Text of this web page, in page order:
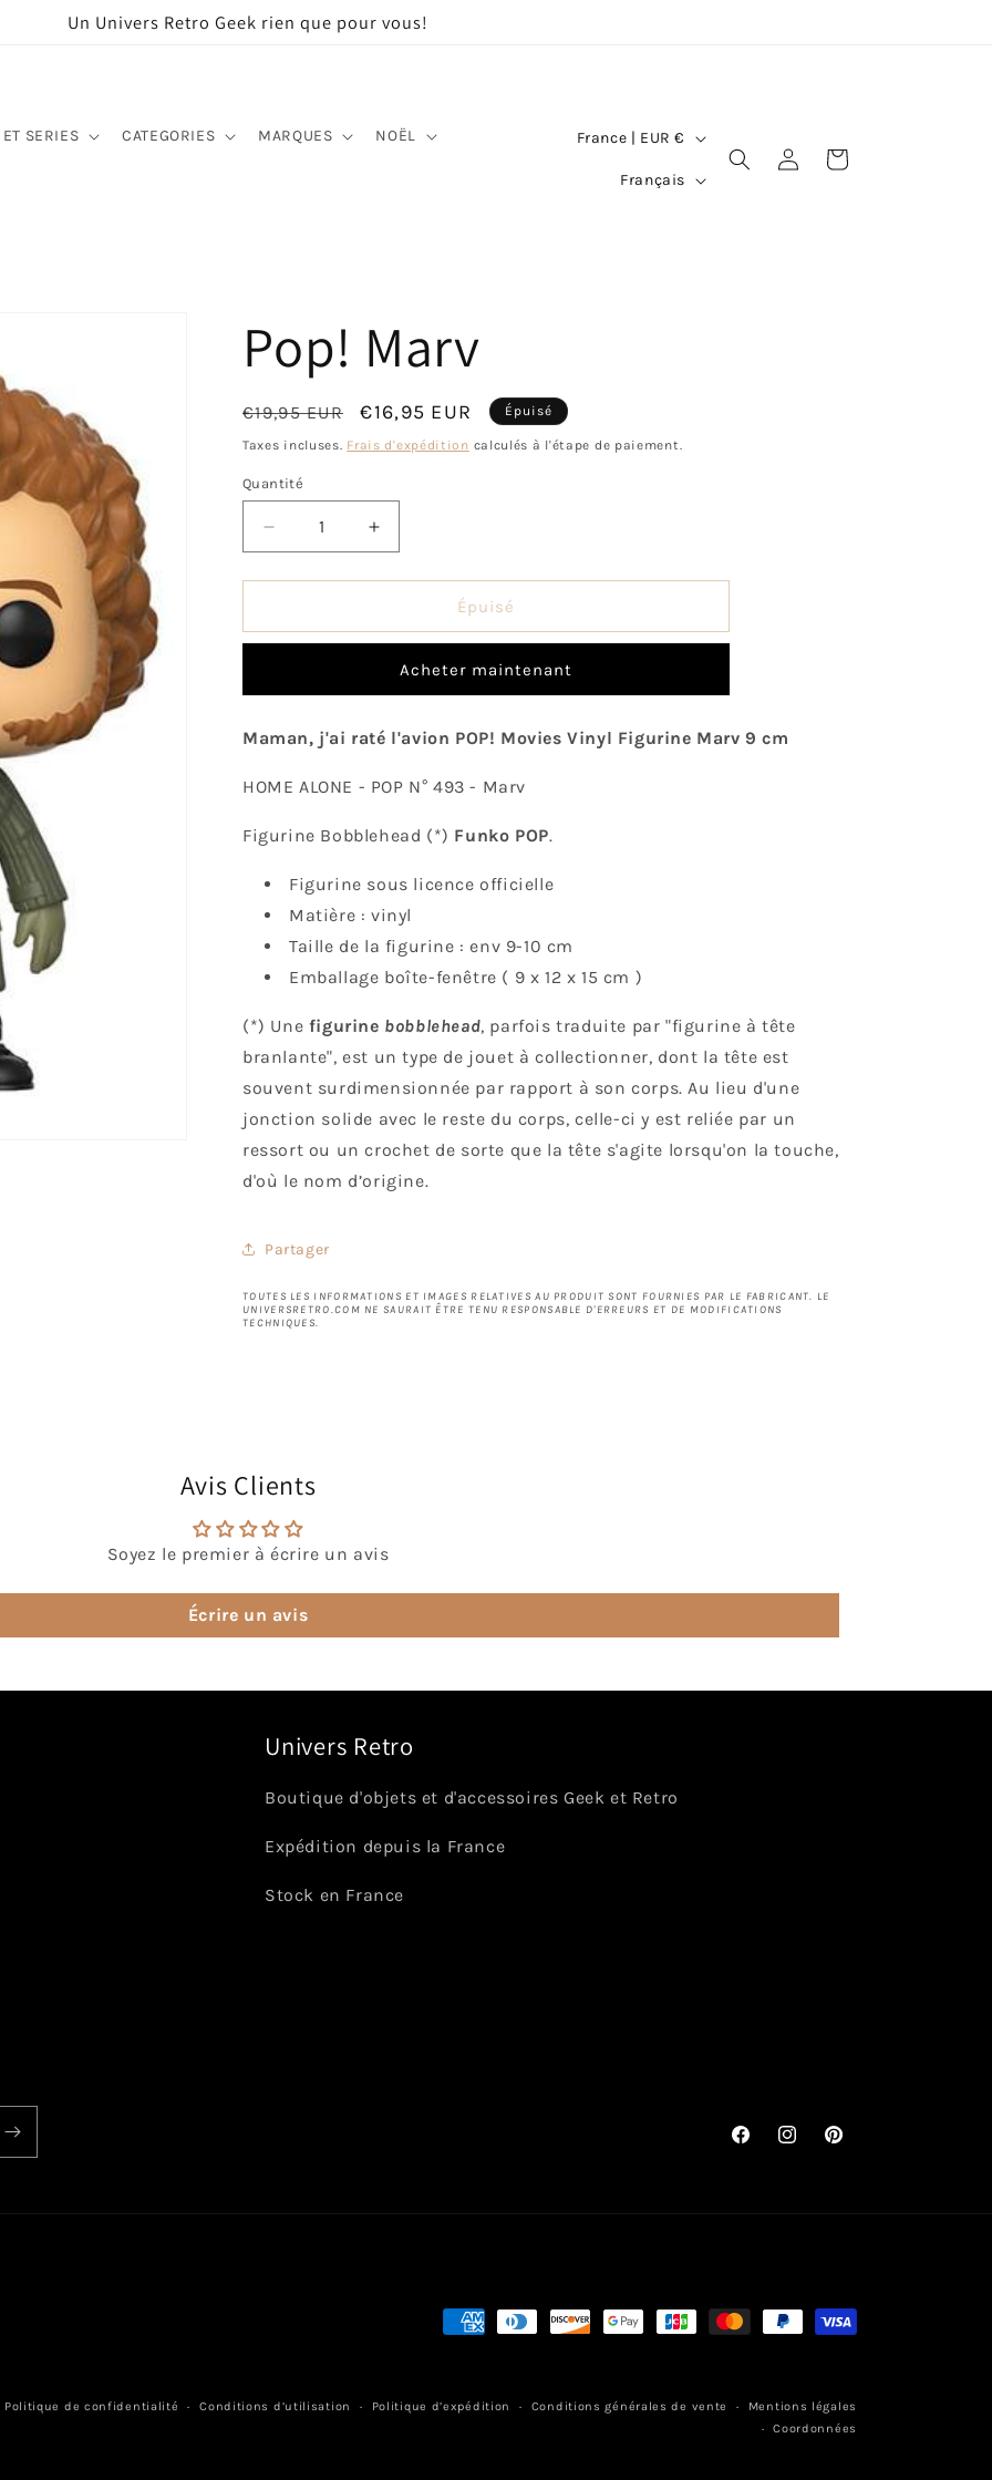
Un Univers Retro Geek rien que pour vous!
SERIES CATEGORIES MARQUES NOËL
P
g
i
France | EUR €
LFrançais
ConnexionPanier
Pop! Marv
Prix
habituel
€19,95 EUR
Prix
promotionnel
€16,95 EUR Épuisé
Taxes incluses. Frais d'expédition calculés à l'étape de paiement.
Quantité
Quantité
Réduire
la
quantité
Pop!
Augmenter
la
quantité
Pop!
Épuisé
Acheter maintenant
Maman, j'ai raté l'avion POP! Movies Vinyl Figurine Marv 9 cm
HOME ALONE - POP N° 493 - Marv
Figurine Bobblehead (*) Funko POP.
Figurine sous licence officielle
Matière : vinyl
Taille de la figurine : env 9-10 cm
Emballage boîte-fenêtre ( 9 x 12 x 15 cm )
(*) Une figurine bobblehead, parfois traduite par "figurine à tête
branlante", est un type de jouet à collectionner, dont la tête est
souvent surdimensionnée par rapport à son corps. Au lieu d'une
jonction solide avec le reste du corps, celle-ci y est reliée par un
ressort ou un crochet de sorte que la tête s'agite lorsqu'on la touche,
d'où le nom d’origine.
Partager
TOUTES LES INFORMATIONS ET IMAGES RELATIVES AU PRODUIT SONT FOURNIES PAR LE FABRICANT. LE
UNIVERSRETRO.COM NE SAURAIT ÊTRE TENU RESPONSABLE D'ERREURS ET DE MODIFICATIONS
TECHNIQUES.
Avis Clients
Soyez le premier à écrire un avis
Écrire un avis
Univers Retro
Boutique d'objets et d'accessoires Geek et Retro
Expédition depuis la France
Stock en France
FacebookInstagramPinterest
Moyens
Politique de confidentialité Conditions d’utilisation Politique d’expédition Conditions générales de vente
Mentions légales
Coordonnées